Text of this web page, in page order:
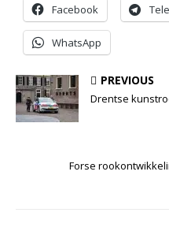
Facebook
WhatsApp
PREVIOUS
Drentse
Forse